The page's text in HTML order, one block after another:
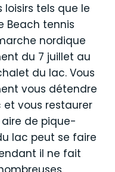
loisirs tels que le
Beach tennis
nordique
du 7 juillet au
du lac. Vous
vous détendre
et vous restaurer
aire de pique-
lac peut se faire
il ne fait